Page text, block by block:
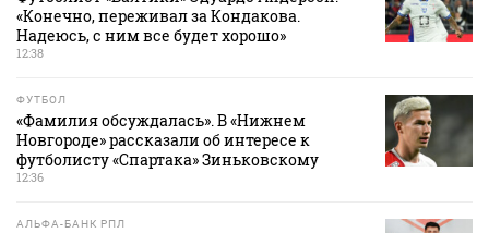
«Конечно, переживал за Кондакова.
Надеюсь, с ним все будет хорошо»
12:38
ФУТБОЛ
«Фамилия обсуждалась». В «Нижнем
Новгороде» рассказали об интересе к
футболисту «Спартака» Зиньковскому
12:36
АЛЬФА-БАНК РПЛ